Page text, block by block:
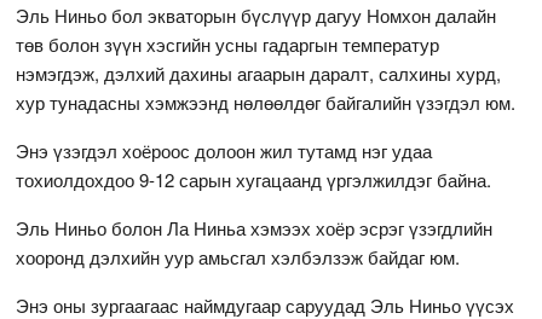
Эль Ниньо бол экваторын бүслүүр дагуу Номхон далайн
төв болон зүүн хэсгийн усны гадаргын температур
нэмэгдэж, дэлхий дахины агаарын даралт, салхины хурд,
хур тунадасны хэмжээнд нөлөөлдөг байгалийн үзэгдэл юм.
Энэ үзэгдэл хоёроос долоон жил тутамд нэг удаа
тохиолдохдоо 9-12 сарын хугацаанд үргэлжилдэг байна.
Эль Ниньо болон Ла Ниньа хэмээх хоёр эсрэг үзэгдлийн
хооронд дэлхийн уур амьсгал хэлбэлзэж байдаг юм.
Энэ оны зургаагаас наймдугаар саруудад Эль Ниньо үүсэх